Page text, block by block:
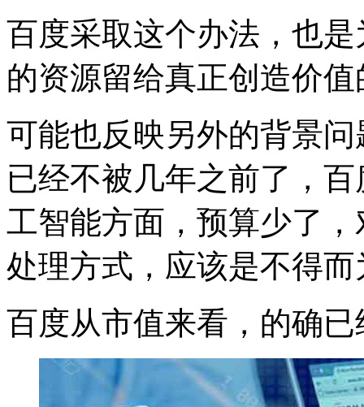
百度采取这个办法，也
的资源留给真正创造价
可能也反映另外的背景
已经不被几年之前了，
工智能方面，预算少了
处理方式，应该是不得而
百度从市值来看，的确